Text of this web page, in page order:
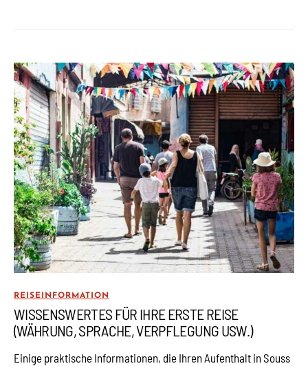
REISEINFORMATION
WISSENSWERTES FÜR IHRE ERSTE REISE
(WÄHRUNG, SPRACHE, VERPFLEGUNG USW.)
Einige praktische Informationen, die Ihren Aufenthalt in Souss